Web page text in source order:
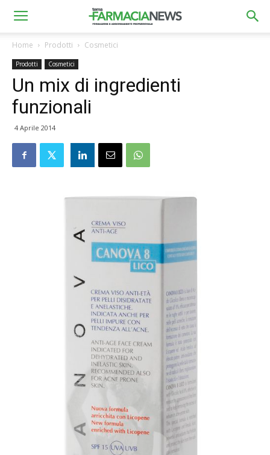
Home Prodotti Cosmetici
Prodotti Cosmetici
Un mix di ingredienti
funzionali
4 Aprile 2014